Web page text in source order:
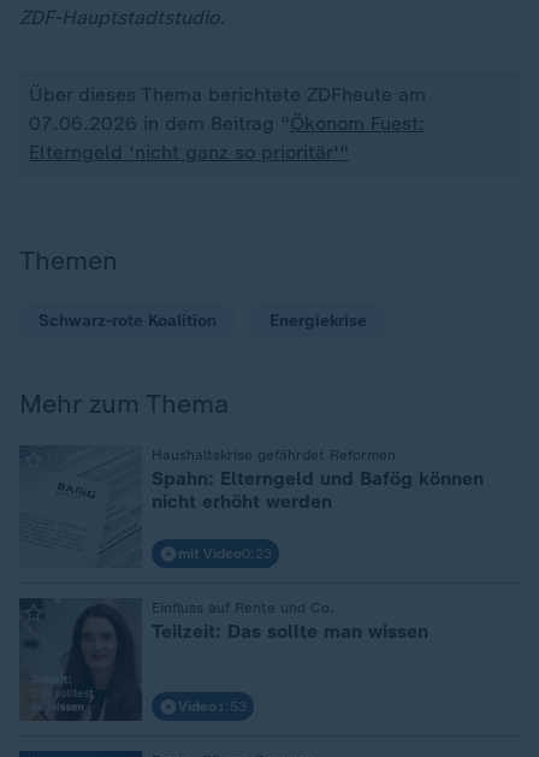
ZDF-Hauptstadtstudio.
Über dieses Thema berichtete ZDFheute am
07.06.2026 in dem Beitrag "Ökonom Fuest:
Elterngeld 'nicht ganz so prioritär'"
Themen
Schwarz-rote Koalition Energiekrise
Mehr zum Thema
Haushaltskrise gefährdet Reformen
Spahn: Elterngeld und Bafög können
nicht erhöht werden
mit Video0:23
Einfluss auf Rente und Co.
:
Teilzeit: Das sollte man wissen
Video 1:53